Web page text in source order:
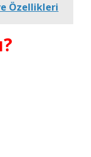
Özellikleri